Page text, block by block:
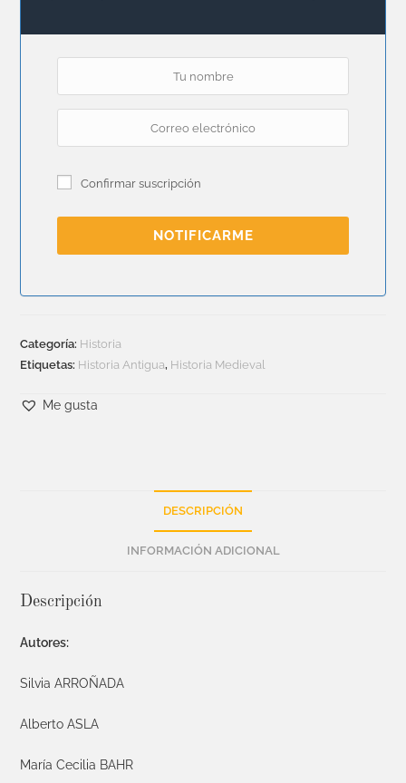
Confirmar suscripción
NOTIFICARME
Categoría: Historia
Etiquetas: Historia Antigua, Historia Medieval
Me gusta
DESCRIPCIÓN
INFORMACIÓN ADICIONAL
Descripción
Autores:
Silvia ARROÑADA
Alberto ASLA
María Cecilia BAHR